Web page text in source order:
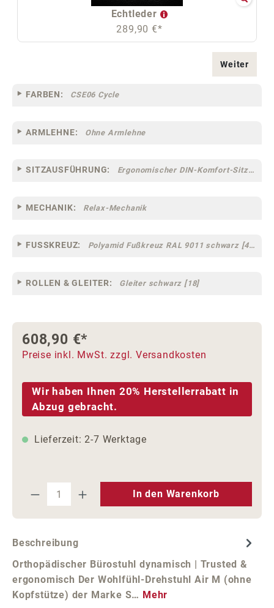
Echtleder
289,90 €*
Weiter
FARBEN: CSE06 Cycle
ARMLEHNE: Ohne Armlehne
SITZAUSFÜHRUNG: Ergonomischer DIN-Komfort-Sitz [75]
MECHANIK: Relax-Mechanik
FUSSKREUZ: Polyamid Fußkreuz RAL 9011 schwarz [44]
ROLLEN & GLEITER: Gleiter schwarz [18]
608,90 €*
Preise inkl. MwSt. zzgl. Versandkosten
Wir haben Ihnen 20% Herstellerrabatt in
Abzug gebracht.
Lieferzeit: 2-7 Werktage
Produkt Anzahl: Gib den
In den Warenkorb
Beschreibung
Orthopädischer Bürostuhl dynamisch | Trusted &
ergonomisch Der Wohlfühl-Drehstuhl Air M (ohne
Kopfstütze) der Marke S… Mehr